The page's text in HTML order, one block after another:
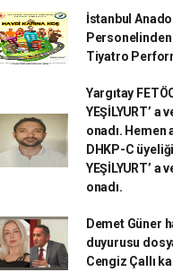
İstanbul
Personelinden
Tiyatro
Yargıtay
YEŞİLYURT’ a
onadı. Hemen
DHKP-C
YEŞİLYURT’ a
onadı.
Demet Güner
duyurusu
Cengiz Çallı